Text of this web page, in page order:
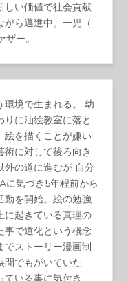
しい価値で社会貢献
がら邁進中。一児（
ー。
環境で生まれる。 幼
りに油絵教室に落と
絵を描くことが嫌い
術に対して後ろ向き
外の道に進むが 自分
に気づき5年程前から
動を開始。絵の勉強
に起きている真理の
事で道化という概念
でストーリー漫画制
間でもがいていた